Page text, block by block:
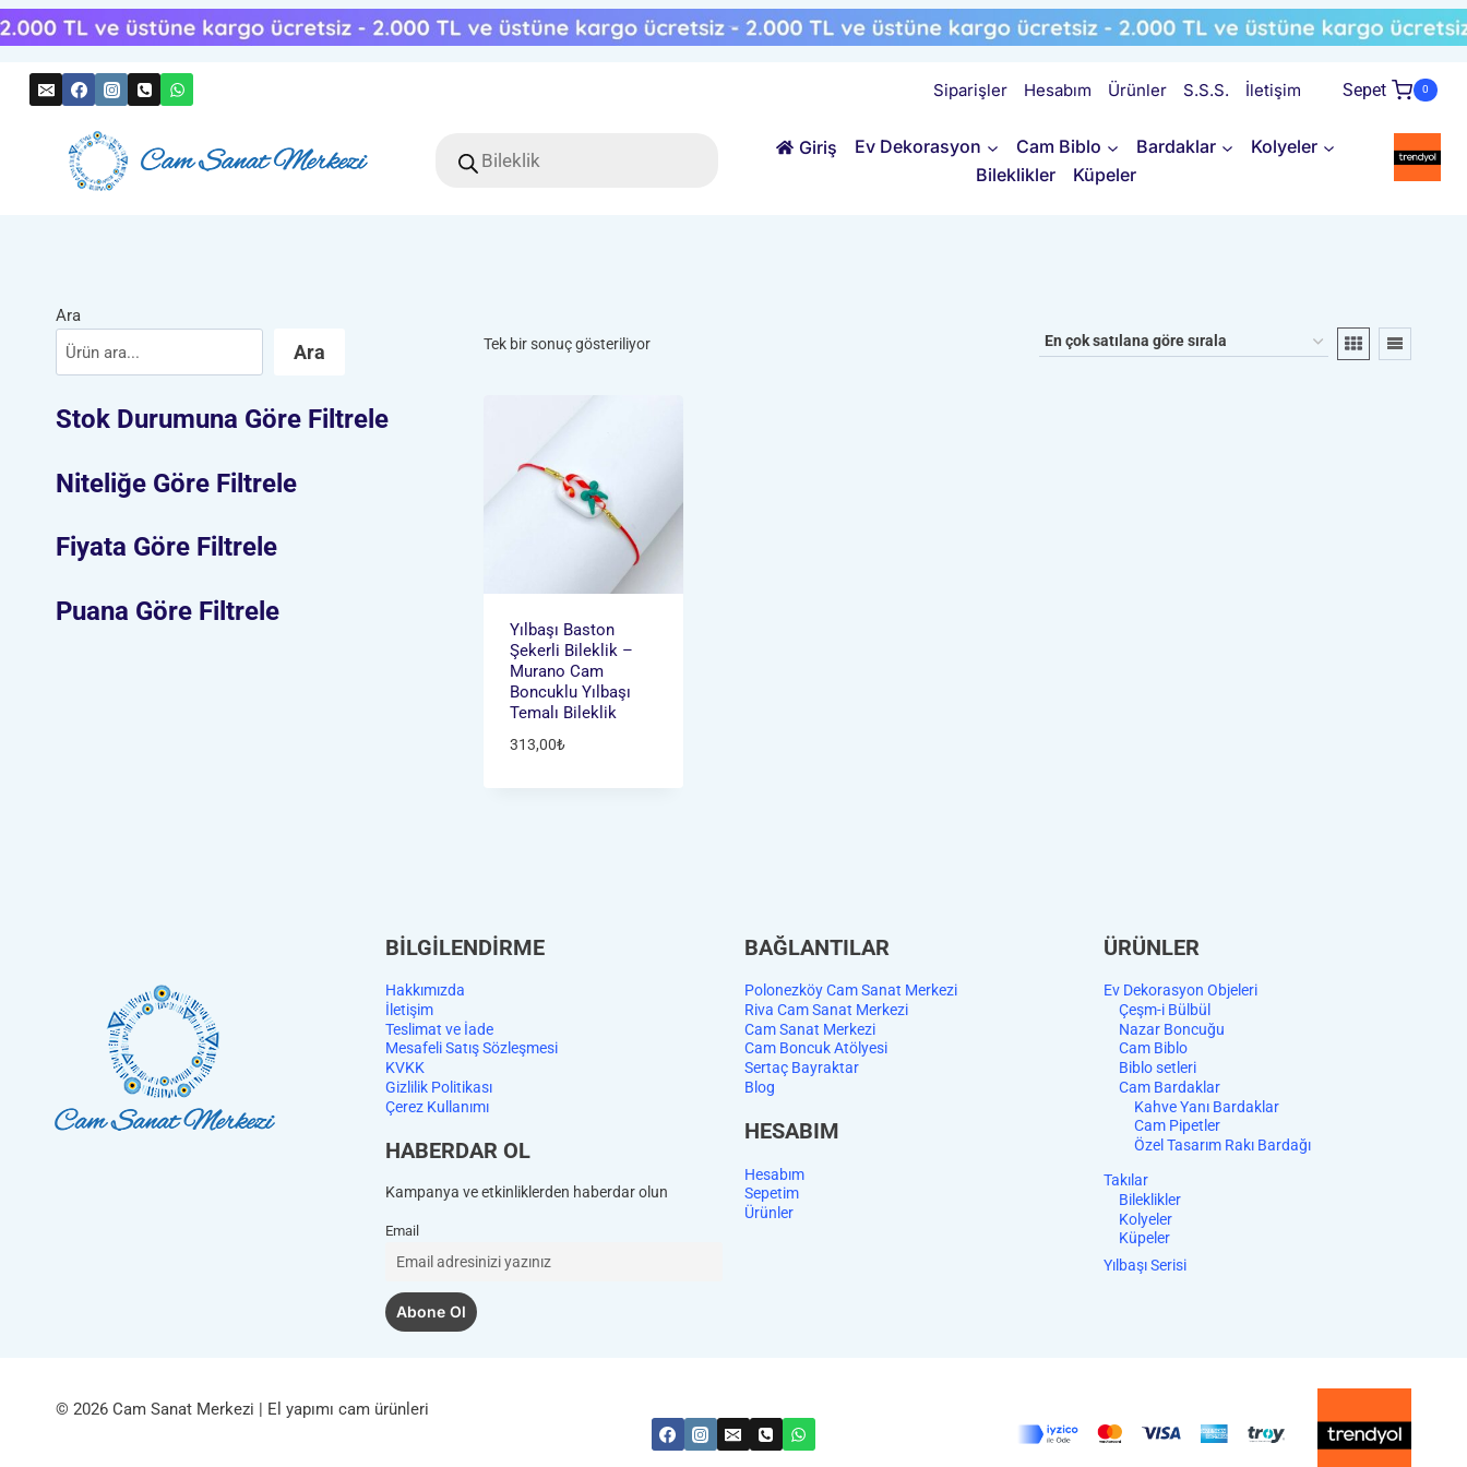
Skip
to
Siparişler Hesabım Ürünler S.S.S. İletişim Sepet 0
search
Giriş Ev Dekorasyon Cam Biblo Bardaklar
Kolyeler
Bileklikler
Küpeler
Tek bir sonuç gösteriliyor
Yılbaşı Baston
Şekerli Bileklik –
Murano Cam
Boncuklu Yılbaşı
Temalı Bileklik
313,00₺
Ara
Ara
Stok Durumuna Göre Filtrele
Niteliğe Göre Filtrele
Fiyata Göre Filtrele
Puana Göre Filtrele
BİLGİLENDİRME
Hakkımızda
İletişim
Teslimat ve İade
Mesafeli Satış Sözleşmesi
KVKK
Gizlilik Politikası
Çerez Kullanımı
HABERDAR OL
Kampanya ve etkinliklerden haberdar olun
Email
BAĞLANTILAR
Polonezköy Cam Sanat Merkezi
Riva Cam Sanat Merkezi
Cam Sanat Merkezi
Cam Boncuk Atölyesi
Sertaç Bayraktar
Blog
HESABIM
Hesabım
Sepetim
Ürünler
ÜRÜNLER
Ev Dekorasyon Objeleri
Çeşm-i Bülbül
Nazar Boncuğu
Cam Biblo
Biblo setleri
Cam Bardaklar
Kahve Yanı Bardaklar
Cam Pipetler
Özel Tasarım Rakı Bardağı
Takılar
Bileklikler
Kolyeler
Küpeler
Yılbaşı Serisi
© 2026 Cam Sanat Merkezi | El yapımı cam ürünleri